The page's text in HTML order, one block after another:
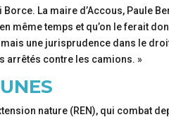
Borce. La maire d’Accous, Paule
même temps et qu’on le ferait
une jurisprudence dans le
arrêtés contre les camions. »
nature (REN), qui combat